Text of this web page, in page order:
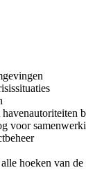
voor
hoeken van de